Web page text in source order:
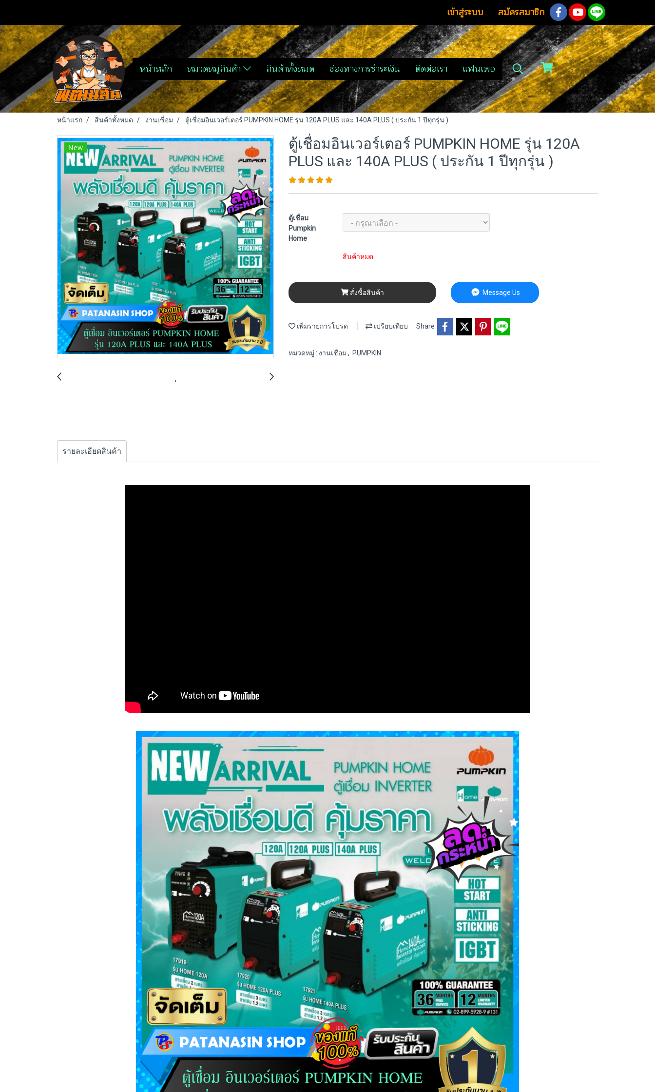
เข้าสู่ระบบ สมัครสมาชิก
หน้าหลัก หมวดหมู่สินค้า สินค้าทั้งหมด ช่องทางการชำระเงิน ติดต่อเรา แฟนเพจ
หน้าแรก สินค้าทั้งหมด งานเชื่อม ตู้เชื่อมอินเวอร์เตอร์ PUMPKIN HOME รุ่น 120A PLUS และ 140A PLUS ( ประกัน 1 ปีทุกรุ่น )
New
ตู้เชื่อมอินเวอร์เตอร์ PUMPKIN HOME รุ่น 120A
PLUS และ 140A PLUS ( ประกัน 1 ปีทุกรุ่น )
ตู้เชื่อม
Pumpkin
Home
สินค้าหมด
สั่งซื้อสินค้า Message Us
เพิ่มรายการโปรด เปรียบเทียบ Share
หมวดหมู่ : งานเชื่อม , PUMPKIN
รายละเอียดสินค้า